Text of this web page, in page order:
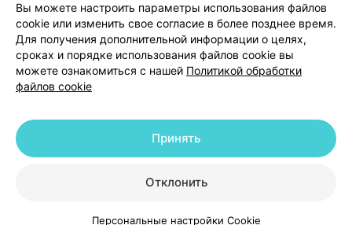
Способы оплаты
Вакансии
Партнеры
Написать руководителю 103.by
Написать в поддержку
Персональные настройки Cookie
© 2026 ООО «Артокс Лаб», УНП 191700409 | 220012, Республика Беларусь,
+375 291212755
Вы можете настроить параметры использования файлов
cookie или изменить свое согласие в более позднее время.
Для получения дополнительной информации о целях,
сроках и порядке использования файлов cookie вы
можете ознакомиться с нашей Политикой обработки
файлов cookie
Отклонить
Принять
Персональные настройки Cookie